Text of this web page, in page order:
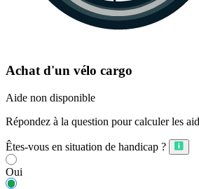
Achat d'un vélo cargo
Aide non disponible
Répondez à la question pour calculer les
Êtes-vous en situation de handicap ?
Oui